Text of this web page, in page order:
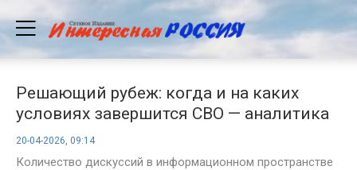
Решающий рубеж: когда и на каких
условиях завершится СВО — аналитика
и прогнозы на 20 апреля 2026 года
20-04-2026, 09:14
Количество дискуссий в информационном пространстве